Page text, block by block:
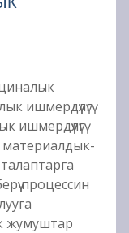
ишмердүүлүгү
материалдык-
процессин
жумуштар